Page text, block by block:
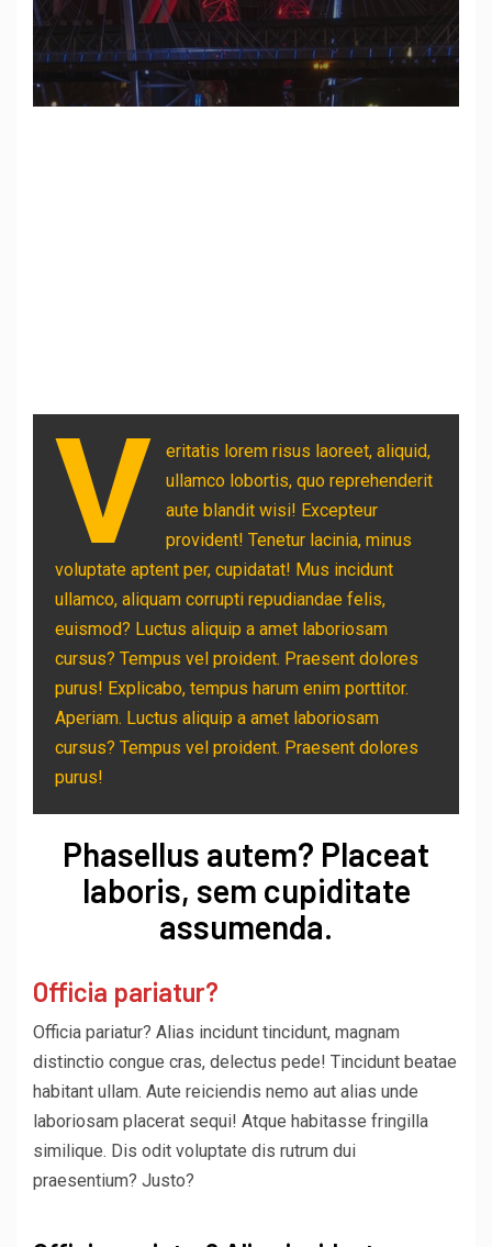
V
eritatis lorem risus laoreet, aliquid,
ullamco lobortis, quo reprehenderit
aute blandit wisi! Excepteur
provident! Tenetur lacinia, minus
voluptate aptent per, cupidatat! Mus incidunt
ullamco, aliquam corrupti repudiandae felis,
euismod? Luctus aliquip a amet laboriosam
cursus? Tempus vel proident. Praesent dolores
purus! Explicabo, tempus harum enim porttitor.
Aperiam. Luctus aliquip a amet laboriosam
cursus? Tempus vel proident. Praesent dolores
purus!
Phasellus autem? Placeat
laboris, sem cupiditate
assumenda.
Officia pariatur?
Officia pariatur? Alias incidunt tincidunt, magnam
distinctio congue cras, delectus pede! Tincidunt beatae
habitant ullam. Aute reiciendis nemo aut alias unde
laboriosam placerat sequi! Atque habitasse fringilla
similique. Dis odit voluptate dis rutrum dui
praesentium? Justo?